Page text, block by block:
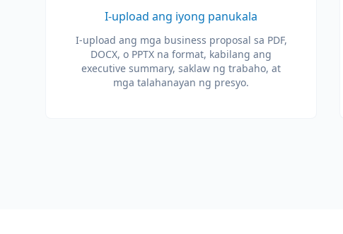
I-upload ang iyong panukala
I-upload ang mga business proposal sa PDF,
DOCX, o PPTX na format, kabilang ang
executive summary, saklaw ng trabaho, at
mga talahanayan ng presyo.